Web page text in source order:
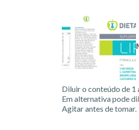
Diluir o conteúdo de 1
Em alternativa pode
Agitar antes de tomar.